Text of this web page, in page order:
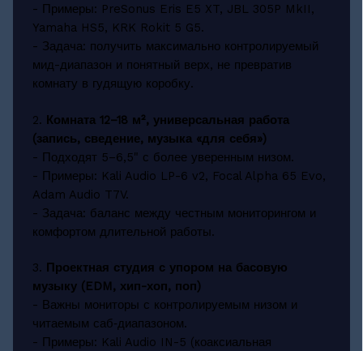
- Примеры: PreSonus Eris E5 XT, JBL 305P MkII,
Yamaha HS5, KRK Rokit 5 G5.
- Задача: получить максимально контролируемый
мид-диапазон и понятный верх, не превратив
комнату в гудящую коробку.
2. Комната 12–18 м², универсальная работа
(запись, сведение, музыка «для себя»)
- Подходят 5–6,5" с более уверенным низом.
- Примеры: Kali Audio LP-6 v2, Focal Alpha 65 Evo,
Adam Audio T7V.
- Задача: баланс между честным мониторингом и
комфортом длительной работы.
3. Проектная студия с упором на басовую
музыку (EDM, хип-хоп, поп)
- Важны мониторы с контролируемым низом и
читаемым саб‑диапазоном.
- Примеры: Kali Audio IN-5 (коаксиальная